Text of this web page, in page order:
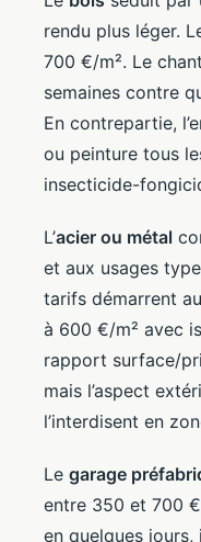
rendu plus léger.
700 €/m². Le
semaines contre
En contrepartie,
ou peinture tous
insecticide-
L’acier ou métal
et aux usages
tarifs démarrent
à 600 €/m² avec
rapport surface/
mais l’aspect
l’interdisent en
Le garage
entre 350 et 700
en quelques